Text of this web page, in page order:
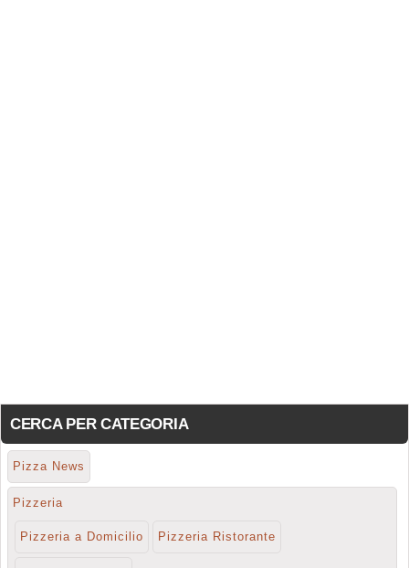
CERCA PER CATEGORIA
Pizza News
Pizzeria
Pizzeria a Domicilio Pizzeria Ristorante